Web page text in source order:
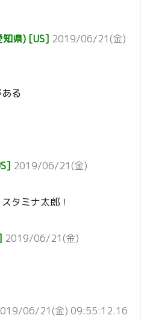
知県) [US] 2019/06/21(金)
る
2019/06/21(金)
タミナ太郎！
2019/06/21(金)
06/21(金) 09:55:12.16